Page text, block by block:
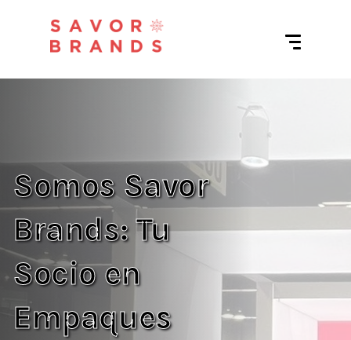
Somos Savor
Brands: Tu
Socio en
Empaques